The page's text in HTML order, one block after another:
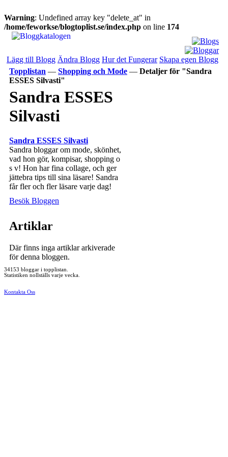
Warning: Undefined array key "delete_at" in
/home/feworkse/blogtoplist.se/index.php on line 174
Lägg till Blogg Ändra Blogg Hur det Fungerar Skapa egen Blogg
Topplistan — Shopping och Mode — Detaljer för "Sandra
ESSES Silvasti"
Sandra ESSES
Silvasti
Sandra ESSES Silvasti
Sandra bloggar om mode, skönhet,
vad hon gör, kompisar, shopping o
s v! Hon har fina collage, och ger
jättebra tips till sina läsare! Sandra
får fler och fler läsare varje dag!
Besök Bloggen
Artiklar
Där finns inga artiklar arkiverade
för denna bloggen.
34153 bloggar i topplistan.
Statistiken nollställs varje vecka.
Kontakta Oss